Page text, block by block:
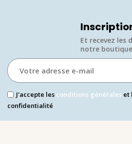
Et recevez les
notre
J'accepte les conditions générales et
confidentialité